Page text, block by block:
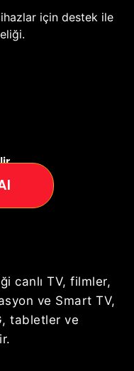
için destek ile
canlı TV, filmler,
ve Smart TV,
tabletler ve